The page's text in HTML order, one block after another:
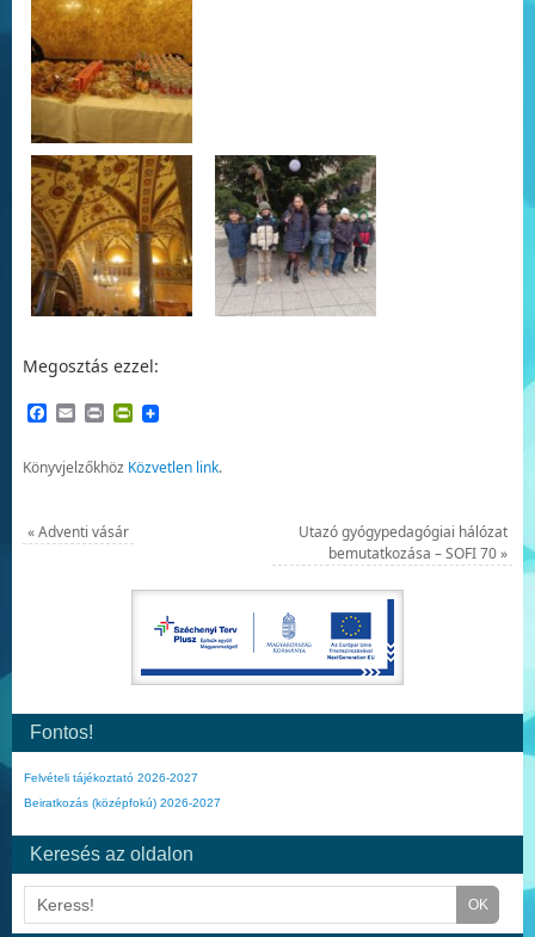
Megosztás ezzel:
Facebook
EmailPrintPrintFriendly
Könyvjelzőkhöz Közvetlen link.
«Adventi vásár
Utazó gyógypedagógiai hálózat
bemutatkozása – SOFI 70»
Fontos!
Felvételi tájékoztató 2026-2027
Beiratkozás (középfokú) 2026-2027
Keresés az oldalon